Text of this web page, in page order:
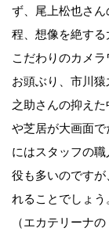
ず、尾上松也さ
程、想像を絶する
こだわりのカメ
お頭ぶり、市川
之助さんの抑え
や芝居が大画面
にはスタッフの
役も多いのです
れることでしょ
（エカテリーナ